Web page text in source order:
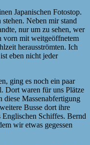
Japanischen Fotostop.
Neben mir stand
nur um zu sehen, wer
vorn mit weitgeöffnetem
herausströmten. Ich
eben nicht jeder
ging es noch ein paar
Dort waren für uns Plätze
diese Massenabfertigung
Busse dort ihre
Englischen Schiffes. Bernd
wir etwas gegessen